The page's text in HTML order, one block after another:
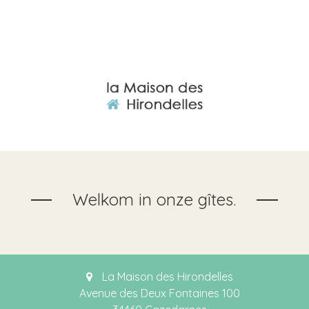
Welkom in onze gîtes.
La Maison des Hirondelles
Avenue des Deux Fontaines 100